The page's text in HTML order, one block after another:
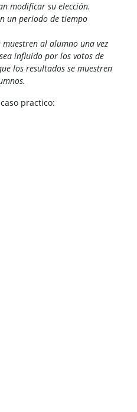
modificar su elección.
un periodo de tiempo
al alumno una vez
influido por los votos de
los resultados se muestren
practico: